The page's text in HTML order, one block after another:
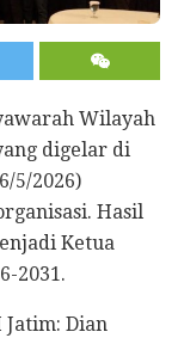
Wilayah
digelar di
5/2026)
Hasil
Ketua
2031.
Dian